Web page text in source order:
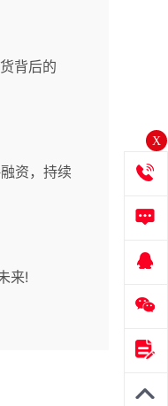
背后的
资，持续
来!
X